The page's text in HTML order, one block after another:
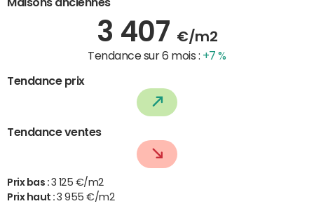
3 407 €/m2
Tendance sur 6 mois : +7 %
Tendance prix
Tendance ventes
Prix bas : 3 125 €/m2
Prix haut :3 955 €/m2